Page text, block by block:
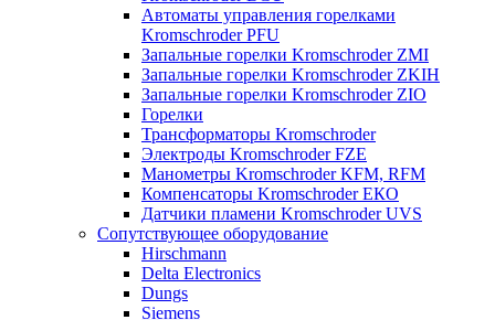
Автоматы управления горелками
Kromschroder PFU
Запальные горелки Kromschroder ZМI
Запальные горелки Kromschroder ZKIH
Запальные горелки Kromschroder ZIO
Горелки
Трансформаторы Kromschroder
Электроды Kromschroder FZE
Манометры Kromschroder KFM, RFM
Компенсаторы Kromschroder ЕКО
Датчики пламени Kromschroder UVS
Сопутствующее оборудование
Hirschmann
Delta Electronics
Dungs
Siemens